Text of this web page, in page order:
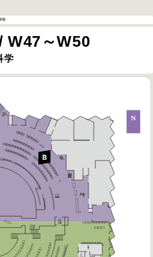
報
W47～W50
学